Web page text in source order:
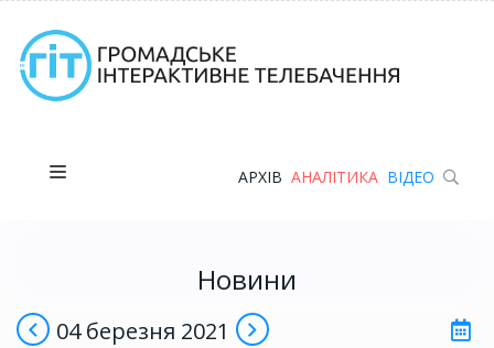
АРХІВ АНАЛІТИКА ВІДЕО
04 березня 2021
Новини